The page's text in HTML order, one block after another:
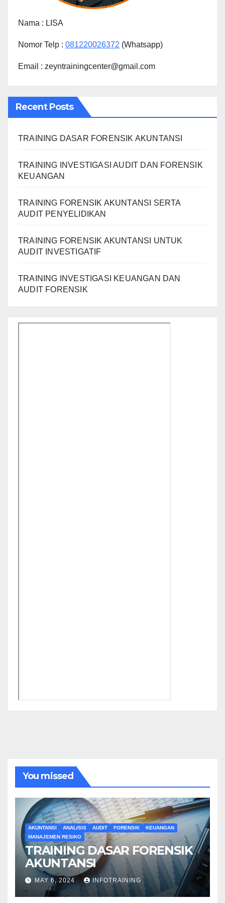
Nama : LISA
Nomor Telp : 081220026372 (Whatsapp)
Email : zeyntrainingcenter@gmail.com
Recent Posts
TRAINING DASAR FORENSIK AKUNTANSI
TRAINING INVESTIGASI AUDIT DAN FORENSIK
KEUANGAN
TRAINING FORENSIK AKUNTANSI SERTA
AUDIT PENYELIDIKAN
TRAINING FORENSIK AKUNTANSI UNTUK
AUDIT INVESTIGATIF
TRAINING INVESTIGASI KEUANGAN DAN
AUDIT FORENSIK
You missed
AKUNTANSI ANALISIS AUDIT FORENSIK
KEUANGAN
MANAJEMEN RESIKO
TRAINING DASAR FORENSIK
AKUNTANSI
MAY 6, 2024 INFOTRAINING